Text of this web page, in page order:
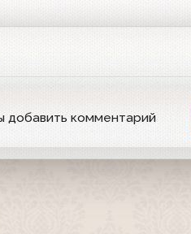
добавить комментарий